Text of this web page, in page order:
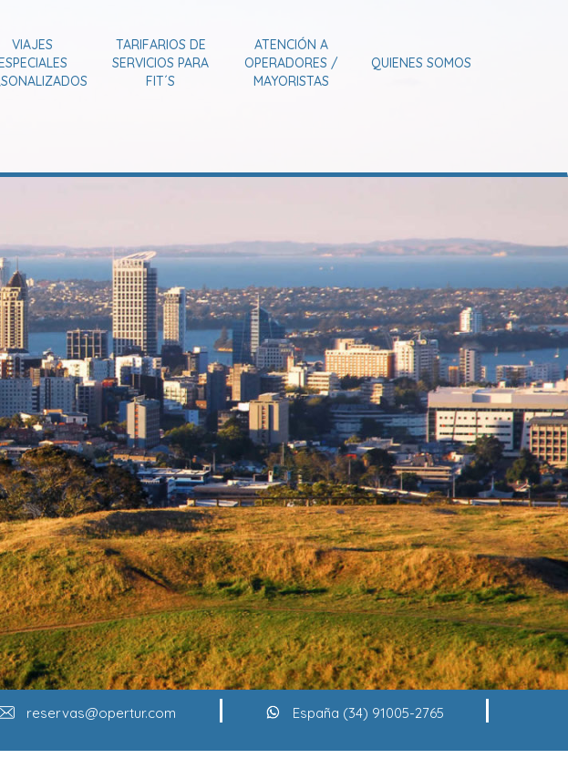
VIAJES
TARIFARIOS DE
SERVICIOS PARA
FIT´S
ATENCIÓN A
OPERADORES /
MAYORISTAS
QUIENES SOMOS
reservas@opertur.com España (34) 91005-2765